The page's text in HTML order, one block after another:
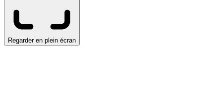
Regarder en plein écran